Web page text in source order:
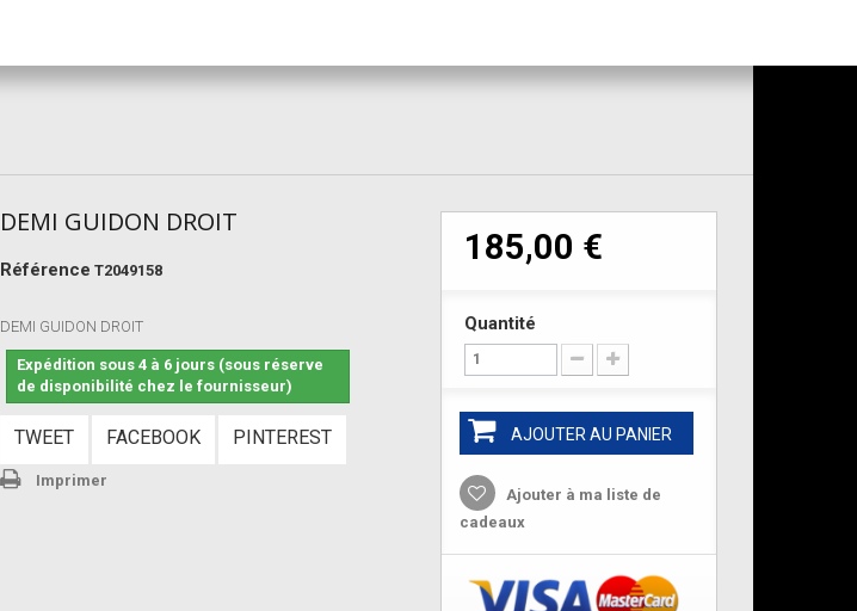
DEMI GUIDON DROIT
Référence T2049158
DEMI GUIDON DROIT
Expédition sous 4 à 6 jours (sous réserve
de disponibilité chez le fournisseur)
TWEET FACEBOOK PINTEREST
Imprimer
185,00 €
Quantité
AJOUTER AU PANIER
Ajouter à ma liste de
cadeaux